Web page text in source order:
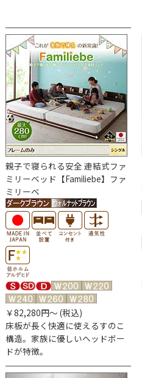
親子で寝られる安全 連結式ファ
ミリーベッド【Familiebe】ファ
ミリーベ
￥82,280円～ (税込)
床板が長く快適に使えるすのこ
構造。家族に優しいヘッドボー
ドが特徴。